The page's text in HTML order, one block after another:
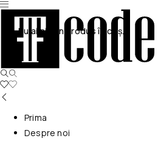
Nu ai niciun produs în coș.
Prima
Despre noi